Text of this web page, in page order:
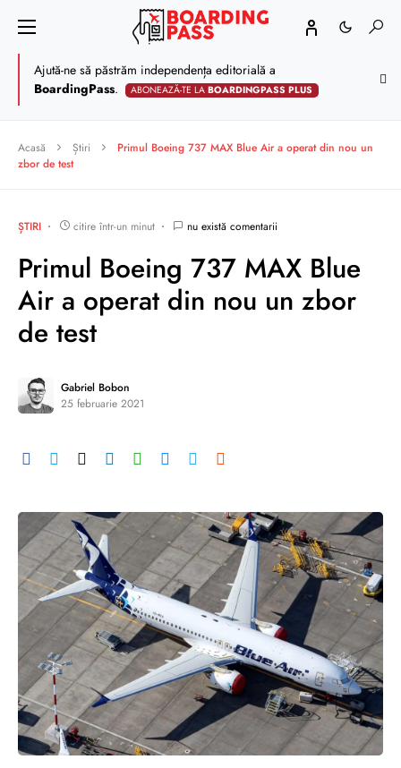
Ajută-ne să păstrăm independența editorială a
BoardingPass. ABONEAZĂ-TE LABOARDINGPASS PLUS
Acasă Știri
Primul Boeing 737 MAX Blue Air a operat din nou un
zbor de test
ȘTIRI citire într-un minut nu există comentarii
Primul Boeing 737 MAX Blue
Air a operat din nou un zbor
de test
Gabriel Bobon
25 februarie 2021